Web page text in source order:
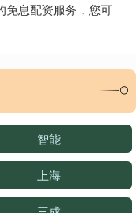
免息配资服务，您可
智能
上海